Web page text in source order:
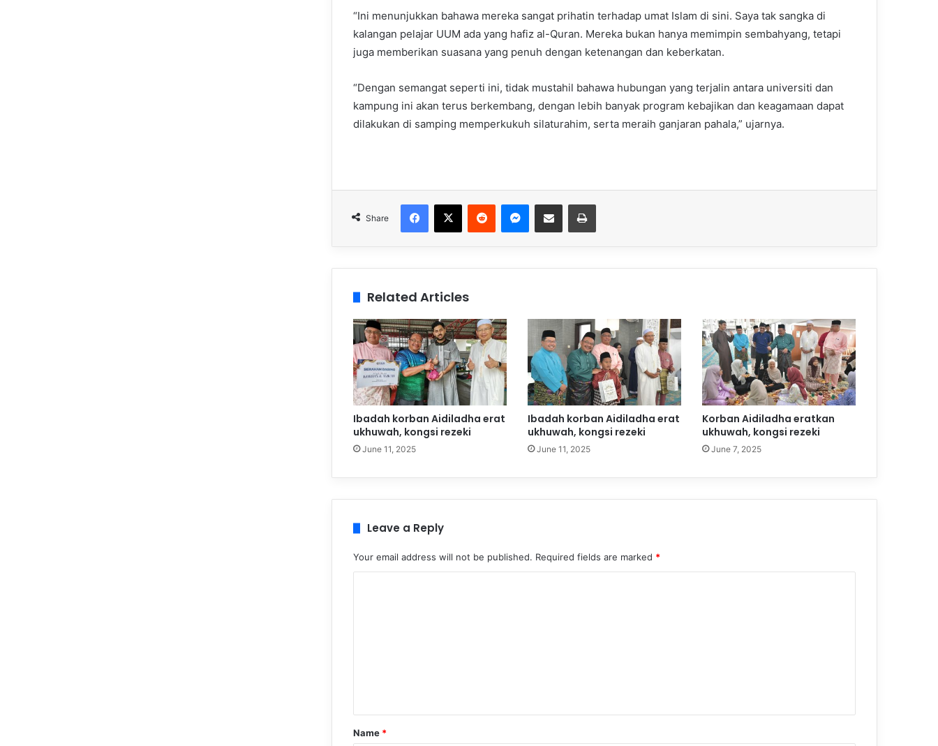
“Ini menunjukkan bahawa mereka sangat prihatin terhadap umat Islam di sini. Saya tak sangka di
kalangan pelajar UUM ada yang hafiz al-Quran. Mereka bukan hanya memimpin sembahyang, tetapi
juga memberikan suasana yang penuh dengan ketenangan dan keberkatan.
“Dengan semangat seperti ini, tidak mustahil bahawa hubungan yang terjalin antara universiti dan
kampung ini akan terus berkembang, dengan lebih banyak program kebajikan dan keagamaan dapat
dilakukan di samping memperkukuh silaturahim, serta meraih ganjaran pahala,” ujarnya.
Share
Related Articles
Ibadah korban Aidiladha erat
ukhuwah, kongsi rezeki
June 11, 2025
Ibadah korban Aidiladha erat
ukhuwah, kongsi rezeki
June 11, 2025
Korban Aidiladha eratkan
ukhuwah, kongsi rezeki
June 7, 2025
Leave a Reply
Your email address will not be published. Required fields are marked *
*
Name *